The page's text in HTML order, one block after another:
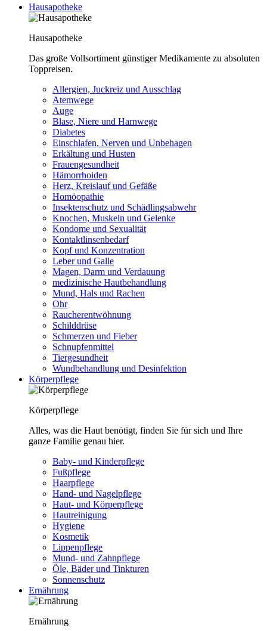
Hausapotheke
Hausapotheke
Das große Vollsortiment günstiger Medikamente zu absoluten
Toppreisen.
Allergien, Juckreiz und Ausschlag
Atemwege
Auge
Blase, Niere und Harnwege
Diabetes
Einschlafen, Nerven und Unbehagen
Erkältung und Husten
Frauengesundheit
Hämorrhoiden
Herz, Kreislauf und Gefäße
Homöopathie
Insektenschutz und Schädlingsabwehr
Knochen, Muskeln und Gelenke
Kondome und Sexualität
Kontaktlinsenbedarf
Kopf und Konzentration
Leber und Galle
Magen, Darm und Verdauung
medizinische Hautbehandlung
Mund, Hals und Rachen
Ohr
Raucherentwöhnung
Schilddrüse
Schmerzen und Fieber
Schnupfenmittel
Tiergesundheit
Wundbehandlung und Desinfektion
Körperpflege
Körperpflege
Alles, was die Haut benötigt, finden Sie für sich und Ihre
ganze Familie genau hier.
Baby- und Kinderpflege
Fußpflege
Haarpflege
Hand- und Nagelpflege
Haut- und Körperpflege
Hautreinigung
Hygiene
Kosmetik
Lippenpflege
Mund- und Zahnpflege
Öle, Bäder und Tinkturen
Sonnenschutz
Ernährung
Ernährung